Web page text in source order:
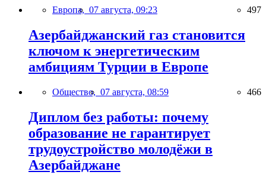
Европа, 07 августа, 09:23 497
Азербайджанский газ становится
ключом к энергетическим
амбициям Турции в Европе
Общество, 07 августа, 08:59 466
Диплом без работы: почему
образование не гарантирует
трудоустройство молодёжи в
Азербайджане